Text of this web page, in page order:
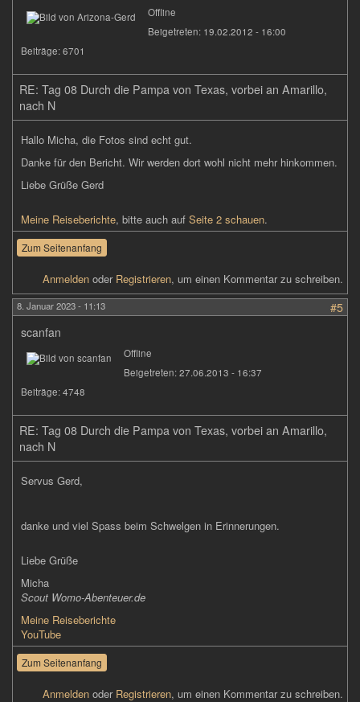
Offline
Beigetreten: 19.02.2012 - 16:00
Beiträge:6701
RE: Tag 08 Durch die Pampa von Texas, vorbei an Amarillo,
nach N
Hallo Micha, die Fotos sind echt gut.
Danke für den Bericht. Wir werden dort wohl nicht mehr hinkommen.
Liebe Grüße Gerd
Meine Reiseberichte, bitte auch auf Seite 2 schauen.
Zum Seitenanfang
Anmelden oder Registrieren, um einen Kommentar zu schreiben.
8. Januar 2023 - 11:13
#5
scanfan
Offline
Beigetreten:27.06.2013 - 16:37
Beiträge:4748
RE: Tag 08 Durch die Pampa von Texas, vorbei an Amarillo,
nach N
Servus Gerd,
danke und viel Spass beim Schwelgen in Erinnerungen.
Liebe Grüße
Micha
Scout Womo-Abenteuer.de
Meine Reiseberichte
YouTube
Zum Seitenanfang
Anmelden oder Registrieren, um einen Kommentar zu schreiben.